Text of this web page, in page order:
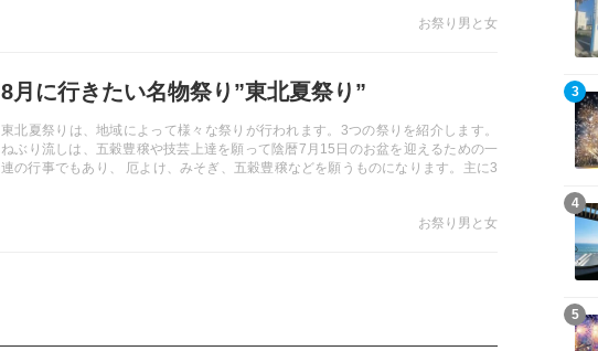
お祭り男と女
8月に行きたい名物祭り”東北夏祭り”
東北夏祭りは、地域によって様々な祭りが行われます。3つの祭りを紹介します。
ねぶり流しは、五穀豊穣や技芸上達を願って陰暦7月15日のお盆を迎えるための一
連の行事でもあり、 厄よけ、みそぎ、五穀豊穣などを願うものになります。主に3
お祭り男と女
3
4
5